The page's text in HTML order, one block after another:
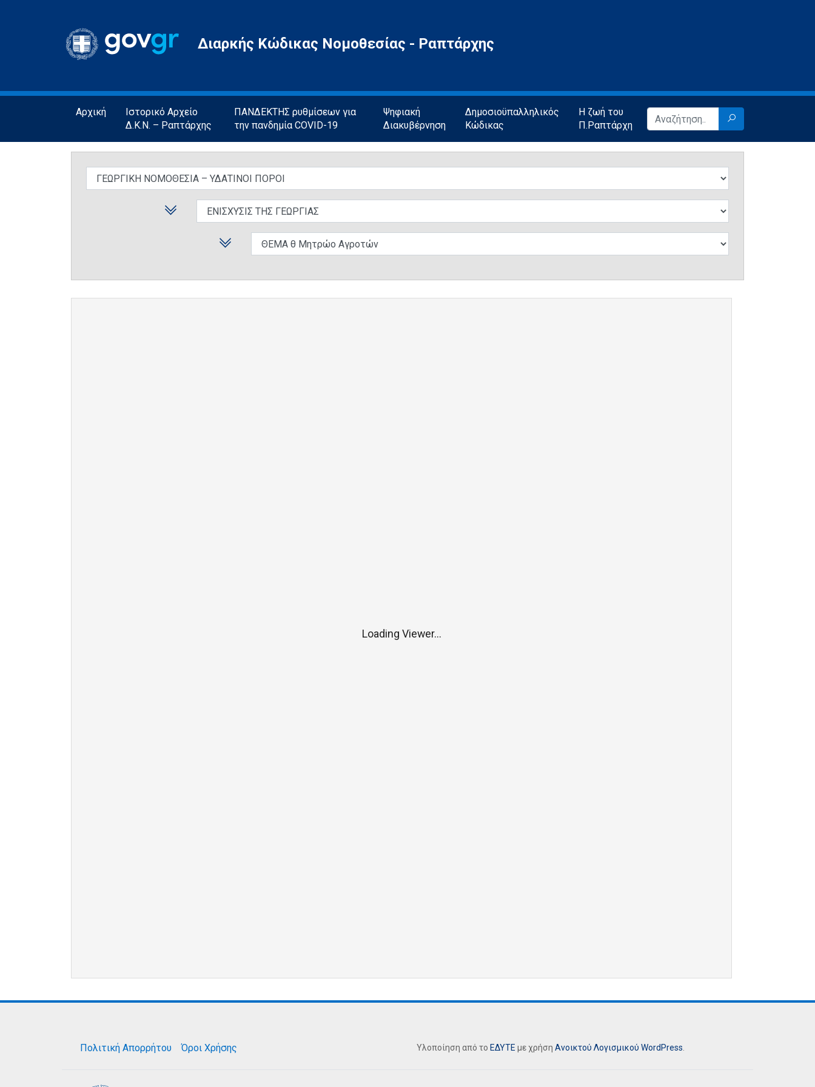
Gov.gr
Διαρκής Κώδικας Νομοθεσίας - Ραπτάρχης
Αρχική
Ιστορικό Αρχείο
Δ.Κ.Ν. – Ραπτάρχης
ΠΑΝΔΕΚΤΗΣ ρυθμίσεων για
την πανδημία COVID-19
Ψηφιακή
Διακυβέρνηση
Δημοσιοϋπαλληλικός
Κώδικας
Η ζωή του
Π.Ραπτάρχη
Loading Viewer...
Πολιτική Απορρήτου Όροι Χρήσης Υλοποίηση από το ΕΔΥΤΕ με χρήση Ανοικτού Λογισμικού WordPress